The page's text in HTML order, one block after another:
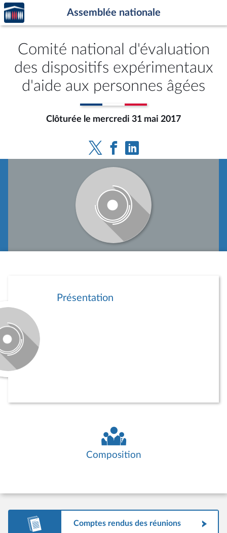
Aller au contenu
Aller en bas de la page
Accèder
à la
page
Assemblée nationale
Comité national d'évaluation
des dispositifs expérimentaux
d'aide aux personnes âgées
Clôturée le mercredi 31 mai 2017
Présentation
Composition
Comptes rendus des réunions